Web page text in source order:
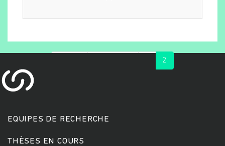
2
EQUIPES DE RECHERCHE
THÈSES EN COURS